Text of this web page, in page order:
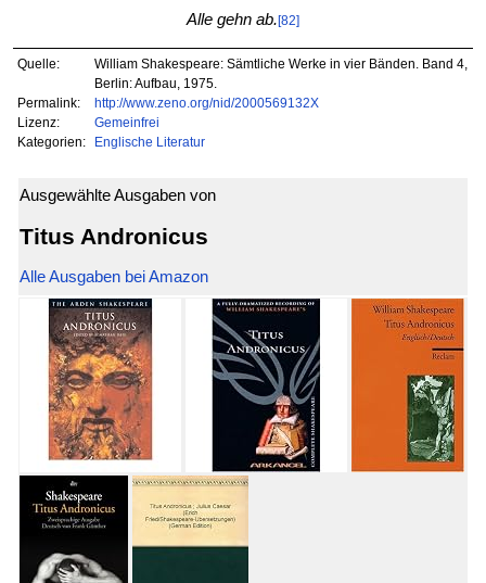
Alle gehn ab.[82]
Quelle:
William Shakespeare: Sämtliche Werke in vier Bänden. Band 4,
Berlin: Aufbau, 1975.
Permalink:
http://www.zeno.org/nid/2000569132X
Lizenz:
Gemeinfrei
Kategorien:
Englische Literatur
Ausgewählte Ausgaben von
Titus Andronicus
Alle Ausgaben bei Amazon